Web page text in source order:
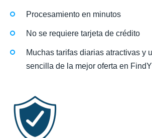
Procesamiento en minutos
No se requiere tarjeta de crédito
Muchas tarifas diarias atractivas y
sencilla de la mejor oferta en